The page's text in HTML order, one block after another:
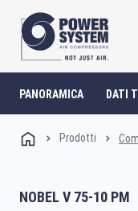
PANORAMICA DATI
Prodotti
NOBEL V 75-10 PM